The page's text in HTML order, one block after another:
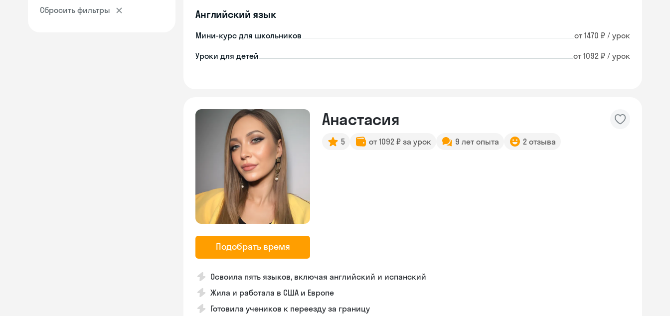
Сбросить фильтры Английский язык
Мини-курс для школьников от 1470 ₽ / урок
Уроки для детей от 1092 ₽ / урок
Подобрать время
Анастасия
5 от 1092 ₽ за урок 9 лет опыта 2 отзыва
Освоила пять языков, включая английский и испанский
Жила и работала в США и Европе
Готовила учеников к переезду за границу